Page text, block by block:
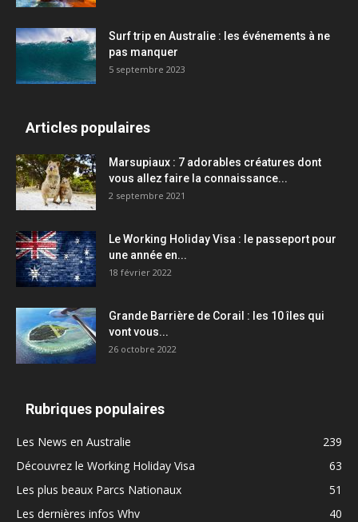
Surf trip en Australie : les événements à ne
pas manquer
5 septembre 2023
Articles populaires
Marsupiaux : 7 adorables créatures dont
vous allez faire la connaissance...
2 septembre 2021
Le Working Holiday Visa : le passeport pour
une année en...
18 février 2022
Grande Barrière de Corail : les 10 îles qui
vont vous...
26 octobre 2022
Rubriques populaires
Les News en Australie
239
Découvrez le Working Holiday Visa
63
Les plus beaux Parcs Nationaux
51
Les dernières infos Whv
40